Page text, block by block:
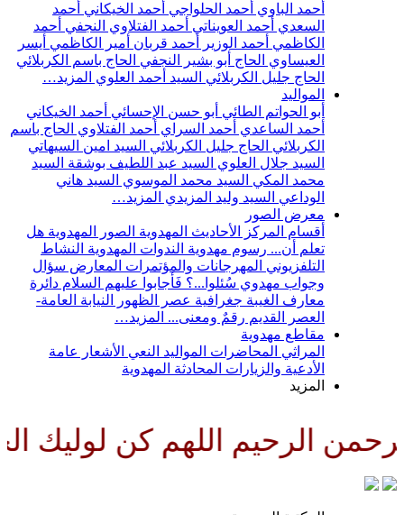
أحمد الباوي أحمد الحلواجي أحمد الخيكاني أحمد
السعدي أحمد العويناتي أحمد الفتلاوي النجفي أحمد
الكاظمي أحمد الوزير أحمد قربان أمير الكاظمي أيسر
العيساوي الحاج أبو بشير النجفي الحاج باسم الكربلائي
الحاج جليل الكربلائي السيد أحمد العلوي المزيد…
المواليد
أبو الحواتم الطائي أبو حسن الإحسائي أحمد الخيكاني
أحمد الساعدي أحمد السراي أحمد الفتلاوي الحاج باسم
الكربلائي الحاج جليل الكربلائي السيد امين السيهاتي
السيد جلال العلوي السيد عبد اللطيف بوشقة السيد
محمد المكي السيد محمد الموسوي السيد هاني
الوداعي السيد وليد المزيدي المزيد…
معرض الصور
أقسام المركز
الأحاديث المهدوية الصور المهدوية هل
تعلم أن... رسوم مهدوية الندوات المهدوية النشاط
التلفزيوني المهرجانات والمؤتمرات المعارض سؤال
وجواب مهدوي سُئلوا...؟ فَأجابوا عليهم السلام دائرة
معارف الغيبة جغرافية عصر الظهور
النيابة العامة-
العصر القديم رقمٌ ومعنى... المزيد…
مقاطع مهدوية
المراثي المحاضرات المواليد النعي الأشعار
عامة
الأدعية والزيارات المحادثة المهدوية
المزيد
الرحيم اللهم كن لوليك